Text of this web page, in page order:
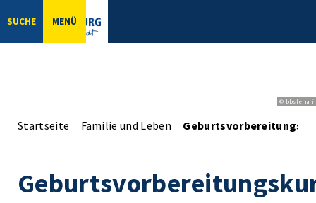
SUCHE MENÜ
© bbsferrari
Startseite Familie und Leben